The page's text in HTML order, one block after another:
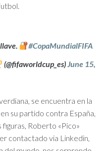
#CopaMundialFIFA
(@fifaworldcup_es)June 15,
se encuentra en la
su partido contra España,
Roberto «Pico»
contactado via Linkedin,